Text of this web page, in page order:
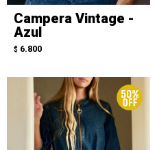
Campera Vintage -
Azul
$ 6.800